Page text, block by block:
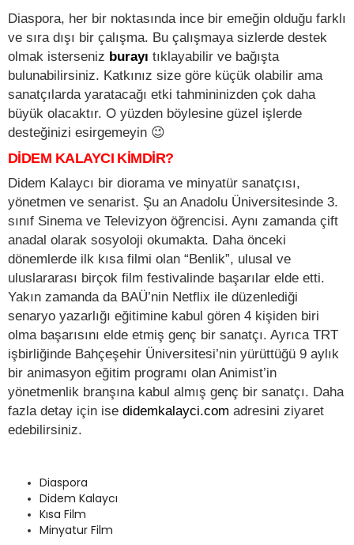
Diaspora, her bir noktasında ince bir emeğin olduğu farklı
ve sıra dışı bir çalışma. Bu çalışmaya sizlerde destek
olmak isterseniz burayı tıklayabilir ve bağışta
bulunabilirsiniz. Katkınız size göre küçük olabilir ama
sanatçılarda yaratacağı etki tahmininizden çok daha
büyük olacaktır. O yüzden böylesine güzel işlerde
desteğinizi esirgemeyin 😉
DİDEM KALAYCI KİMDİR?
Didem Kalaycı bir diorama ve minyatür sanatçısı,
yönetmen ve senarist. Şu an Anadolu Üniversitesinde 3.
sınıf Sinema ve Televizyon öğrencisi. Aynı zamanda çift
anadal olarak sosyoloji okumakta. Daha önceki
dönemlerde ilk kısa filmi olan “Benlik”, ulusal ve
uluslararası birçok film festivalinde başarılar elde etti.
Yakın zamanda da BAÜ’nin Netflix ile düzenlediği
senaryo yazarlığı eğitimine kabul gören 4 kişiden biri
olma başarısını elde etmiş genç bir sanatçı. Ayrıca TRT
işbirliğinde Bahçeşehir Üniversitesi’nin yürüttüğü 9 aylık
bir animasyon eğitim programı olan Animist’in
yönetmenlik branşına kabul almış genç bir sanatçı. Daha
fazla detay için ise didemkalayci.com adresini ziyaret
edebilirsiniz.
Diaspora
Didem Kalaycı
Kısa Film
Minyatur Film